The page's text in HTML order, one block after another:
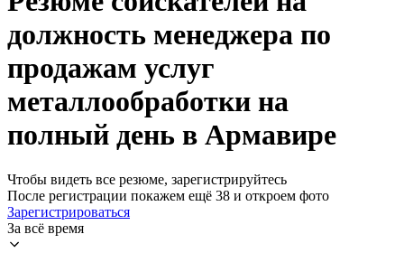
должность менеджера по
продажам услуг
металлообработки на
полный день в Армавире
Чтобы видеть все резюме, зарегистрируйтесь
После регистрации покажем ещё 38 и откроем фото
Зарегистрироваться
За всё время